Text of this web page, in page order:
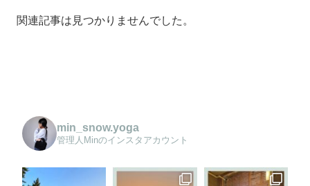
関連記事は見つかりませんでした。
min_snow.yoga
管理人Minのインスタアカウント